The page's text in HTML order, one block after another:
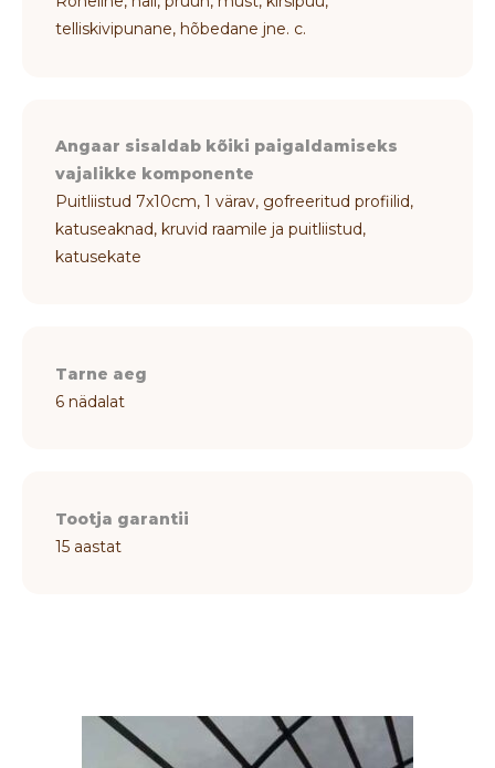
telliskivipunane, hõbedane jne. c.
Angaar sisaldab kõiki paigaldamiseks
vajalikke komponente
Puitliistud 7x10cm, 1 värav, gofreeritud profiilid,
katuseaknad, kruvid raamile ja puitliistud,
katusekate
Tarne aeg
6 nädalat
Tootja garantii
15 aastat